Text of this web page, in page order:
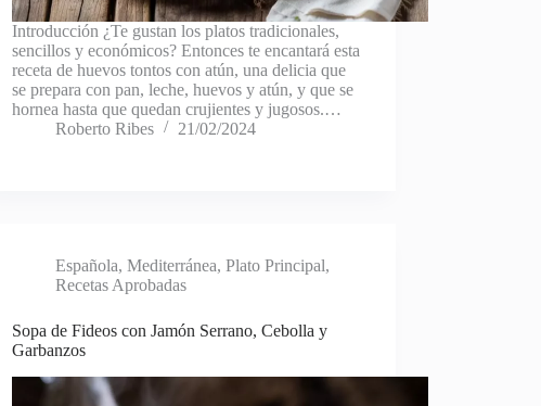
Introducción ¿Te gustan los platos tradicionales,
sencillos y económicos? Entonces te encantará esta
receta de huevos tontos con atún, una delicia que
se prepara con pan, leche, huevos y atún, y que se
hornea hasta que quedan crujientes y jugosos.…
Roberto Ribes
21/02/2024
Española,Mediterránea,Plato Principal,
Recetas Aprobadas
Sopa de Fideos con Jamón Serrano, Cebolla y
Garbanzos